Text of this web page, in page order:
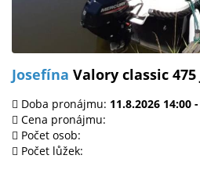
Josefína Valory classic
Doba pronájmu: 11.8.2026 14:00
Cena pronájmu:
Počet osob:
Počet lůžek: